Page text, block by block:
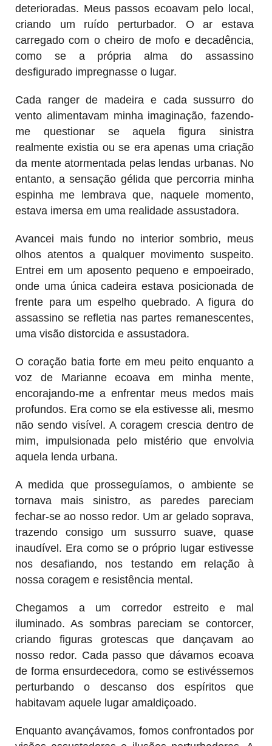
deterioradas. Meus passos ecoavam pelo local,
criando um ruído perturbador. O ar estava
carregado com o cheiro de mofo e decadência,
como se a própria alma do assassino
desfigurado impregnasse o lugar.
Cada ranger de madeira e cada sussurro do
vento alimentavam minha imaginação, fazendo-
me questionar se aquela figura sinistra
realmente existia ou se era apenas uma criação
da mente atormentada pelas lendas urbanas. No
entanto, a sensação gélida que percorria minha
espinha me lembrava que, naquele momento,
estava imersa em uma realidade assustadora.
Avancei mais fundo no interior sombrio, meus
olhos atentos a qualquer movimento suspeito.
Entrei em um aposento pequeno e empoeirado,
onde uma única cadeira estava posicionada de
frente para um espelho quebrado. A figura do
assassino se refletia nas partes remanescentes,
uma visão distorcida e assustadora.
O coração batia forte em meu peito enquanto a
voz de Marianne ecoava em minha mente,
encorajando-me a enfrentar meus medos mais
profundos. Era como se ela estivesse ali, mesmo
não sendo visível. A coragem crescia dentro de
mim, impulsionada pelo mistério que envolvia
aquela lenda urbana.
A medida que prosseguíamos, o ambiente se
tornava mais sinistro, as paredes pareciam
fechar-se ao nosso redor. Um ar gelado soprava,
trazendo consigo um sussurro suave, quase
inaudível. Era como se o próprio lugar estivesse
nos desafiando, nos testando em relação à
nossa coragem e resistência mental.
Chegamos a um corredor estreito e mal
iluminado. As sombras pareciam se contorcer,
criando figuras grotescas que dançavam ao
nosso redor. Cada passo que dávamos ecoava
de forma ensurdecedora, como se estivéssemos
perturbando o descanso dos espíritos que
habitavam aquele lugar amaldiçoado.
Enquanto avançávamos, fomos confrontados por